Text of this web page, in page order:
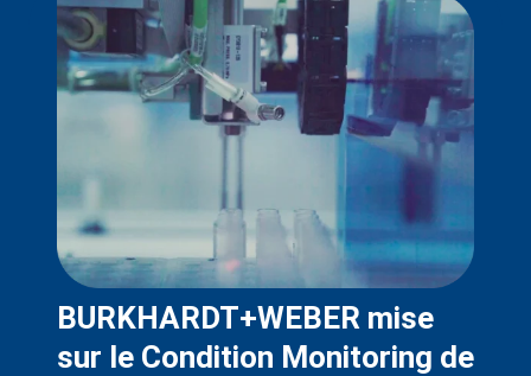
BURKHARDT+WEBER mise
sur le Condition Monitoring de